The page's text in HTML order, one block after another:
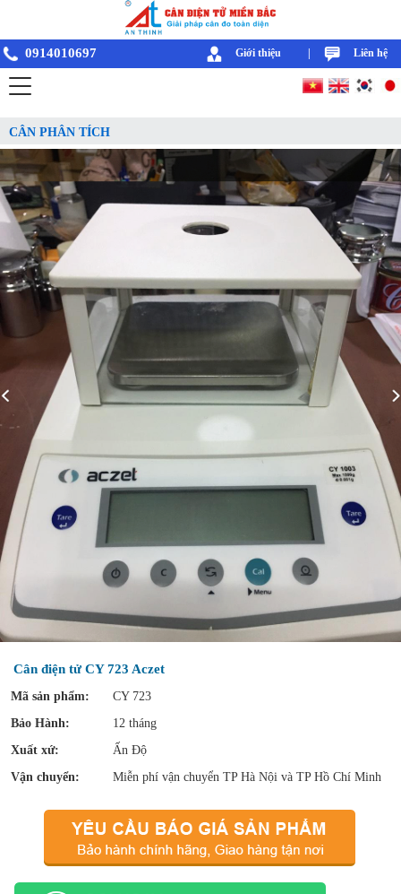
0914010697 Giới thiệu Liên hệ
CÂN PHÂN TÍCH
Cân điện tử CY 723 Aczet
Mã sản phẩm:
CY 723
Bảo Hành:
12 tháng
Xuất xứ:
Ấn Độ
Vận chuyển:
Miễn phí vận chuyển TP Hà Nội và TP Hồ Chí Minh